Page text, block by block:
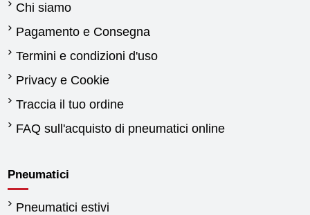
Chi siamo
Pagamento e Consegna
Termini e condizioni d'uso
Privacy e Cookie
Traccia il tuo ordine
FAQ sull'acquisto di pneumatici online
Pneumatici
Pneumatici estivi